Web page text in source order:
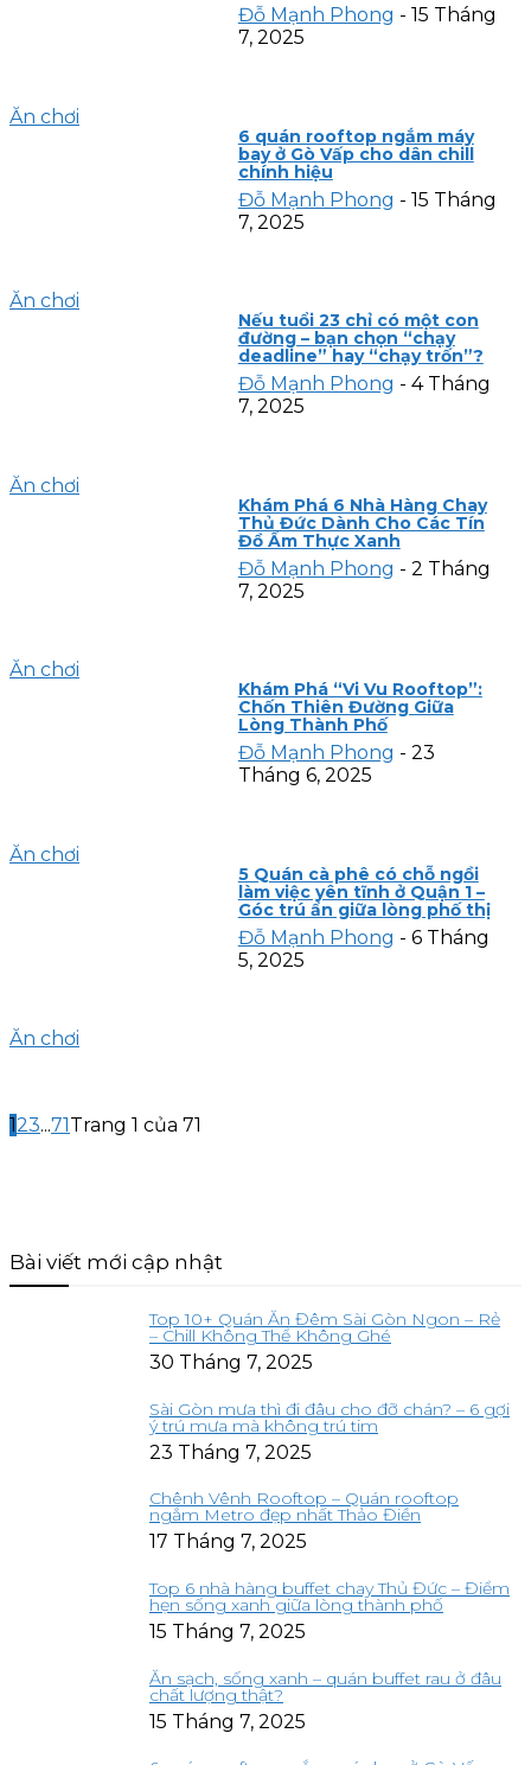
Ăn chơi
Đỗ Mạnh Phong - 15 Tháng
7, 2025
Ăn chơi
6 quán rooftop ngắm máy
bay ở Gò Vấp cho dân chill
chính hiệu
Đỗ Mạnh Phong - 15 Tháng
7, 2025
Ăn chơi
Nếu tuổi 23 chỉ có một con
đường – bạn chọn “chạy
deadline” hay “chạy trốn”?
Đỗ Mạnh Phong - 4 Tháng
7, 2025
Ăn chơi
Khám Phá 6 Nhà Hàng Chay
Thủ Đức Dành Cho Các Tín
Đồ Ẩm Thực Xanh
Đỗ Mạnh Phong - 2 Tháng
7, 2025
Ăn chơi
Khám Phá “Vi Vu Rooftop”:
Chốn Thiên Đường Giữa
Lòng Thành Phố
Đỗ Mạnh Phong - 23
Tháng 6, 2025
Ăn chơi
5 Quán cà phê có chỗ ngồi
làm việc yên tĩnh ở Quận 1 –
Góc trú ẩn giữa lòng phố thị
Đỗ Mạnh Phong - 6 Tháng
5, 2025
123...71 Trang 1 của 71
Bài viết mới cập nhật
Top 10+ Quán Ăn Đêm Sài Gòn Ngon – Rẻ
– Chill Không Thể Không Ghé
30 Tháng 7, 2025
Sài Gòn mưa thì đi đâu cho đỡ chán? – 6 gợi
ý trú mưa mà không trú tim
23 Tháng 7, 2025
Chênh Vênh Rooftop – Quán rooftop
ngắm Metro đẹp nhất Thảo Điền
17 Tháng 7, 2025
Top 6 nhà hàng buffet chay Thủ Đức – Điểm
hẹn sống xanh giữa lòng thành phố
15 Tháng 7, 2025
Ăn sạch, sống xanh – quán buffet rau ở đâu
chất lượng thật?
15 Tháng 7, 2025